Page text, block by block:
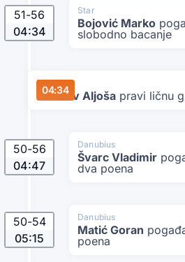
Star
Bojović Marko
slobodno bacanje
51-56
04:34
04:34
Danubius
Milošev Aljoša pravi ličnu
Danubius
Švarc Vladimir
dva poena
50-56
04:47
Danubius
Matić Goran
poena
50-54
05:15